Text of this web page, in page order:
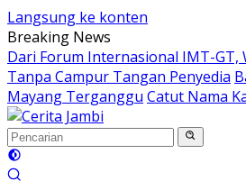
Langsung ke konten
Breaking News
Dari Forum Internasional IMT-GT,
Tanpa Campur Tangan Penyedia
Mayang Terganggu Catut Nama